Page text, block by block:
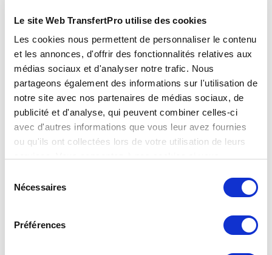
Le site Web TransfertPro utilise des cookies
Les cookies nous permettent de personnaliser le contenu
et les annonces, d'offrir des fonctionnalités relatives aux
médias sociaux et d'analyser notre trafic. Nous
partageons également des informations sur l'utilisation de
notre site avec nos partenaires de médias sociaux, de
publicité et d'analyse, qui peuvent combiner celles-ci
avec d'autres informations que vous leur avez fournies
ou qu'ils ont collectées lors de votre utilisation de leurs
Nécessaires
Préférences
ergonomique l’année suivante
Renforcement des outils de supervision
Démarrage de la certification ISO27001
Transfertpro vous remercie pour la confiance accordée et
renouvelée, qui nous permet d’améliorer nos produits et
nos services pour construire un monde meilleur et plus
sécurisé.